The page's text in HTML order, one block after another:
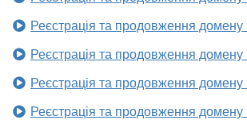
Реєстрація та продовження домену
Реєстрація та продовження домену
Реєстрація та продовження домену
Реєстрація та продовження домену